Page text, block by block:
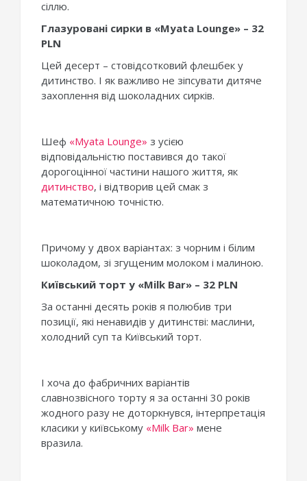
сіллю.
Глазуровані сирки в «Myata Lounge» – 32
PLN
Цей десерт – стовідсотковий флешбек у
дитинство. І як важливо не зіпсувати дитяче
захоплення від шоколадних сирків.
Шеф «Myata Lounge» з усією
відповідальністю поставився до такої
дорогоцінної частини нашого життя, як
дитинство, і відтворив цей смак з
математичною точністю.
Причому у двох варіантах: з чорним і білим
шоколадом, зі згущеним молоком і малиною.
Київський торт у «Milk Bar» – 32 PLN
За останні десять років я полюбив три
позиції, які ненавидів у дитинстві: маслини,
холодний суп та Київський торт.
І хоча до фабричних варіантів
славнозвісного торту я за останні 30 років
жодного разу не доторкнувся, інтерпретація
класики у київському «Milk Bar» мене
вразила.